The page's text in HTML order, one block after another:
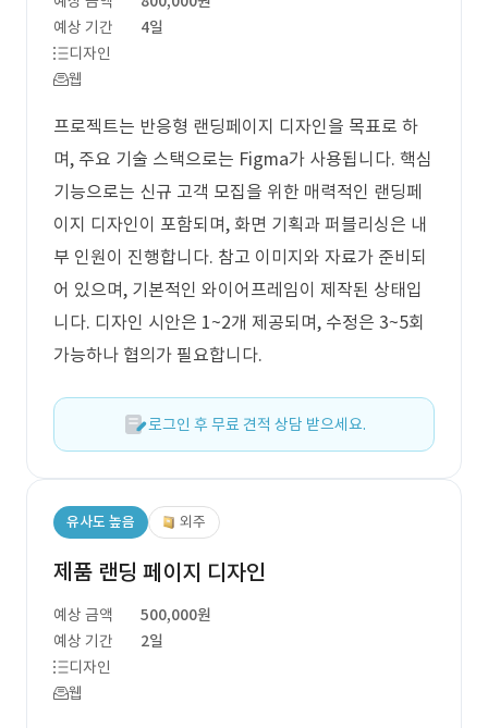
예상 기간
4일
디자인
웹
프로젝트는 반응형 랜딩페이지 디자인을 목표로 하
며, 주요 기술 스택으로는 Figma가 사용됩니다. 핵심
기능으로는 신규 고객 모집을 위한 매력적인 랜딩페
이지 디자인이 포함되며, 화면 기획과 퍼블리싱은 내
부 인원이 진행합니다. 참고 이미지와 자료가 준비되
어 있으며, 기본적인 와이어프레임이 제작된 상태입
니다. 디자인 시안은 1~2개 제공되며, 수정은 3~5회
가능하나 협의가 필요합니다.
로그인 후 무료 견적 상담 받으세요.
유사도 높음 외주
제품 랜딩 페이지 디자인
예상 금액
500,000원
예상 기간
2일
디자인
웹